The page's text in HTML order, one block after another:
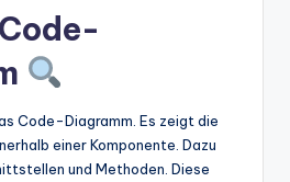
Code-Diagramm. Es zeigt die
einer Komponente. Dazu
und Methoden. Diese